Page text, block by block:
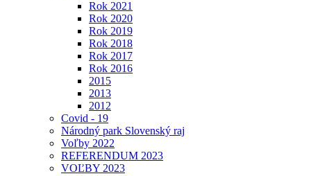
Rok 2021
Rok 2020
Rok 2019
Rok 2018
Rok 2017
Rok 2016
2015
2013
2012
Covid - 19
Národný park Slovenský raj
Voľby 2022
REFERENDUM 2023
VOĽBY 2023